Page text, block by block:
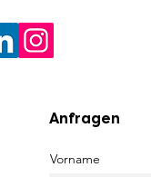
Anfragen
Vorname